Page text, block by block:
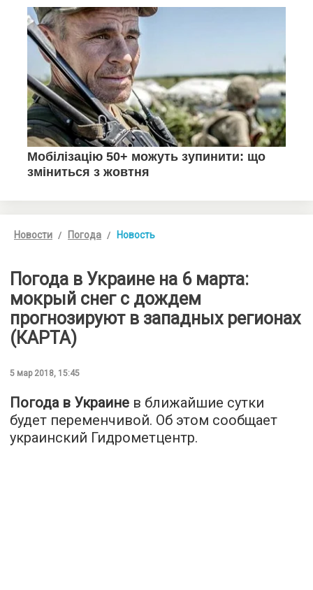
Новости Погода Новость
Погода в Украине на 6 марта:
мокрый снег с дождем
прогнозируют в западных регионах
(КАРТА)
5 мар 2018, 15:45
Погода в Украине в ближайшие сутки
будет переменчивой. Об этом сообщает
украинский Гидрометцентр.